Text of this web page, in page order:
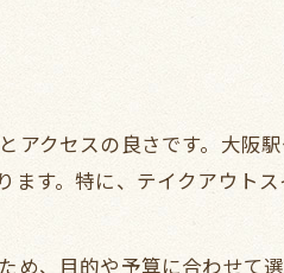
手土産スイーツの基準
手土産の選び方ガイド
スイーツギフトのポイント
クアウトスイーツ徹底解説
り手土産の最新人気傾向
クセスの良さです。大阪
す。特に、テイクアウト
、目的や予算に合わせて